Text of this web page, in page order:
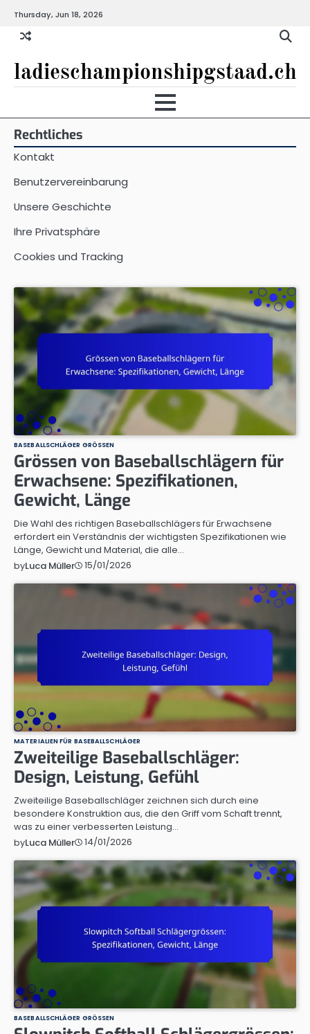
content
Thursday, Jun 18, 2026
ladieschampionshipgstaad.ch
Rechtliches
Kontakt
Benutzervereinbarung
Unsere Geschichte
Ihre Privatsphäre
Cookies und Tracking
BASEBALLSCHLÄGER GRÖSSEN
Grössen von Baseballschlägern für
Erwachsene: Spezifikationen,
Gewicht, Länge
Die Wahl des richtigen Baseballschlägers für Erwachsene
erfordert ein Verständnis der wichtigsten Spezifikationen wie
Länge, Gewicht und Material, die alle…
byLuca Müller 15/01/2026
MATERIALIEN FÜR BASEBALLSCHLÄGER
Zweiteilige Baseballschläger:
Design, Leistung, Gefühl
Zweiteilige Baseballschläger zeichnen sich durch eine
besondere Konstruktion aus, die den Griff vom Schaft trennt,
was zu einer verbesserten Leistung…
byLuca Müller 14/01/2026
BASEBALLSCHLÄGER GRÖSSEN